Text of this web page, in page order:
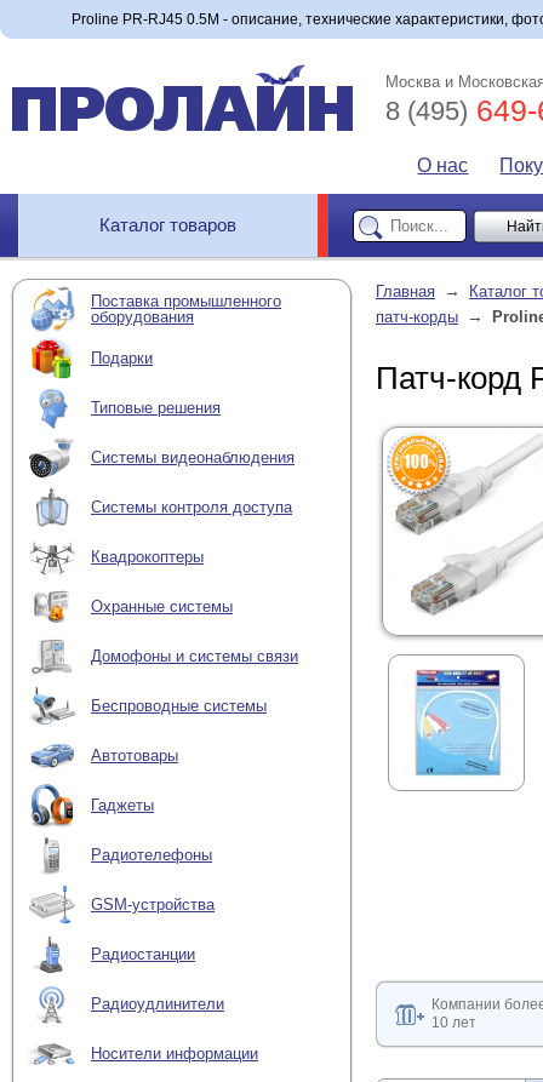
Proline PR-RJ45 0.5M - описание, технические характеристики,
Москва и
8 (495)
О нас
Каталог товаров
Поставка промышленного
оборудования
Подарки
Типовые решения
Системы видеонаблюдения
Системы контроля доступа
Квадрокоптеры
Охранные системы
Домофоны и системы связи
Беспроводные системы
Автотовары
Гаджеты
Радиотелефоны
GSM-устройства
Радиостанции
Радиоудлинители
Носители информации
Главная →
Каталог
патч-корды →
Патч-корд
Компании
10 лет